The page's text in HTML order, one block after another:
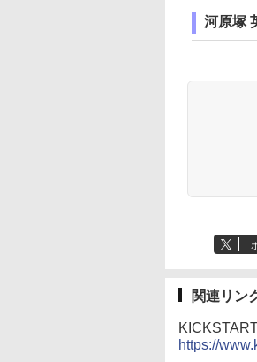
河原塚
関連リン
https://